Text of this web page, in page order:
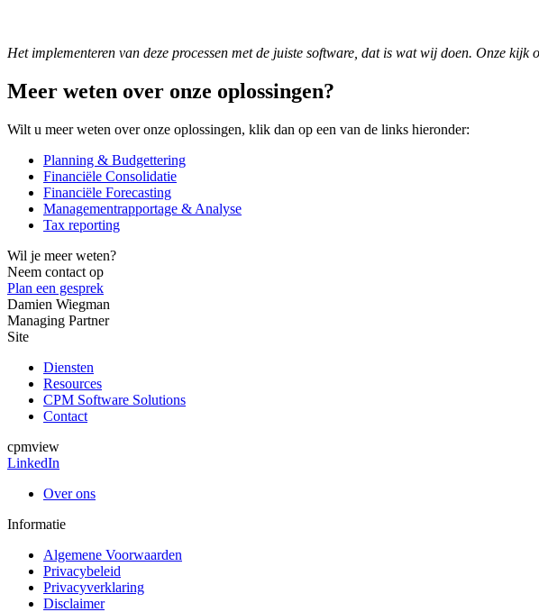
Het implementeren van deze processen met de juiste software, dat is wat wij doen. Onze
Meer weten over onze oplossingen?
Wilt u meer weten over onze oplossingen, klik dan op een van de links hieronder:
Planning & Budgettering
Financiële Consolidatie
Financiële Forecasting
Managementrapportage & Analyse
Tax reporting
Wil je meer weten?
Neem contact op
Plan een gesprek
Damien Wiegman
Managing Partner
Site
Diensten
Resources
CPM Software Solutions
Contact
cpmview
LinkedIn
Over ons
Informatie
Algemene Voorwaarden
Privacybeleid
Privacyverklaring
Disclaimer